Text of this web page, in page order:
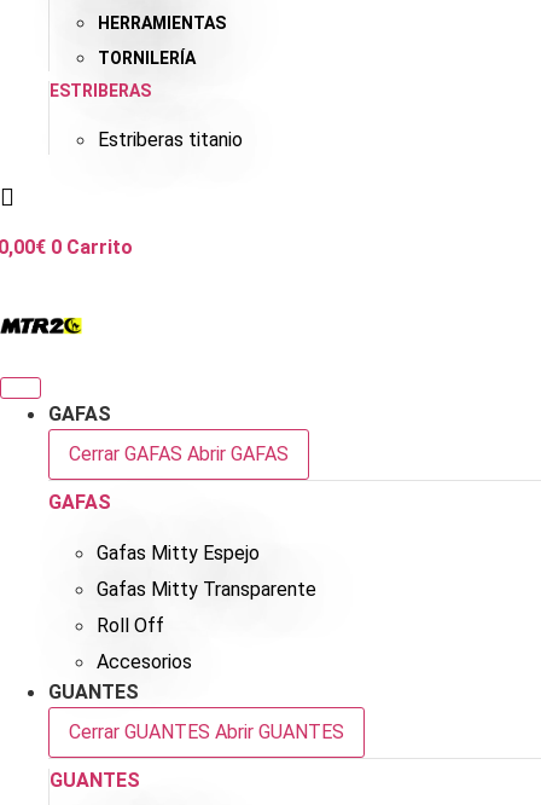
HERRAMIENTAS
TORNILERÍA
ESTRIBERAS
Estriberas titanio
€ 0 Carrito
GAFAS
Cerrar GAFAS Abrir GAFAS
GAFAS
Gafas Mitty Espejo
Gafas Mitty Transparente
Roll Off
Accesorios
GUANTES
Cerrar GUANTES Abrir GUANTES
GUANTES